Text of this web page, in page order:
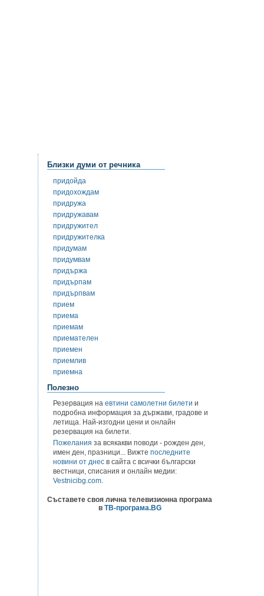
Близки думи от речника
придойда
придохождам
придружа
придружавам
придружител
придружителка
придумам
придумвам
придържа
придърпам
придърпвам
прием
приема
приемам
приемателен
приемен
приемлив
приемна
Полезно
Резервация на евтини самолетни билети и
подробна информация за държави, градове и
летища. Най-изгодни цени и онлайн
резервация на билети.
Пожелания за всякакви поводи - рожден ден,
имен ден, празници... Вижте последните
новини от днес в сайта с всички български
вестници, списания и онлайн медии:
Vestnicibg.com.
Съставете своя лична телевизионна програма
в ТВ-програма.BG